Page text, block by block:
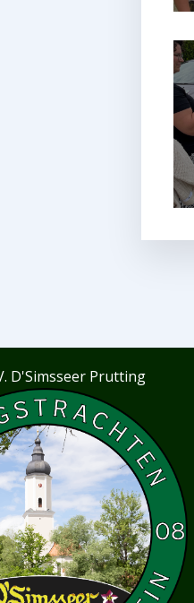
D'Simsseer Prutting